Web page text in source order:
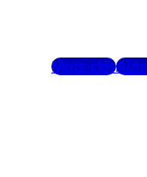
Mots-clés